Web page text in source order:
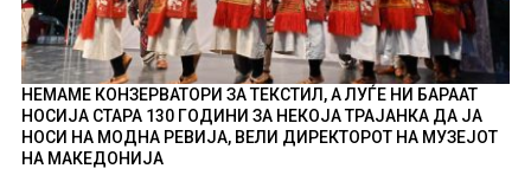
НЕМАМЕ КОНЗЕРВАТОРИ ЗА ТЕКСТИЛ, А ЛУЃЕ НИ БАРААТ
НОСИЈА СТАРА 130 ГОДИНИ ЗА НЕКОЈА ТРАЈАНКА ДА ЈА
НОСИ НА МОДНА РЕВИЈА, ВЕЛИ ДИРЕКТОРОТ НА МУЗЕЈОТ
НА МАКЕДОНИЈА